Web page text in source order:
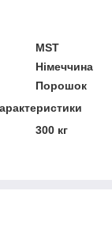
MST
Німеччина
Порошок
300 кг